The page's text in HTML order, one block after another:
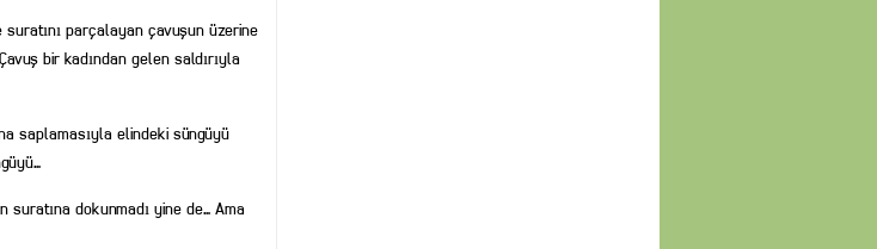
parçalayan çavuşun üzerine
bir kadından gelen saldırıyla
saplamasıyla elindeki süngüyü
suratına dokunmadı yine de… Ama